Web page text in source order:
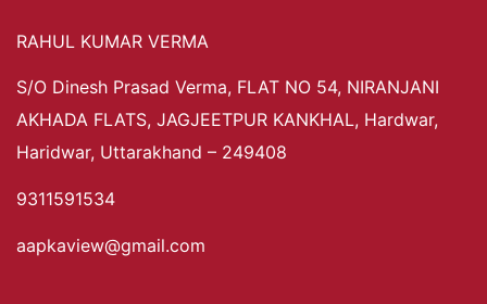
RAHUL KUMAR VERMA
S/O Dinesh Prasad Verma, FLAT NO 54, NIRANJANI
AKHADA FLATS, JAGJEETPUR KANKHAL, Hardwar,
Haridwar, Uttarakhand – 249408
9311591534
aapkaview@gmail.com